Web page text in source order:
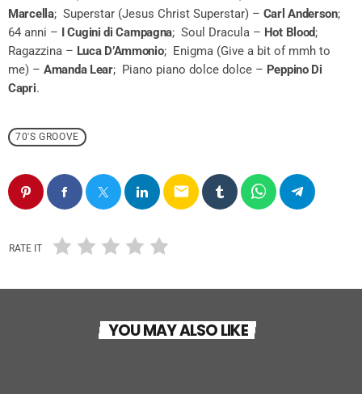
Marcella; Superstar (Jesus Christ Superstar) – Carl Anderson;
64 anni – I Cugini di Campagna; Soul Dracula – Hot Blood;
Ragazzina – Luca D’Ammonio; Enigma (Give a bit of mmh to
me) – Amanda Lear; Piano piano dolce dolce – Peppino Di
Capri.
70'S GROOVE
email
RATE IT
YOU MAY ALSO LIKE
Gli anni ’70 hanno lasciato una traccia